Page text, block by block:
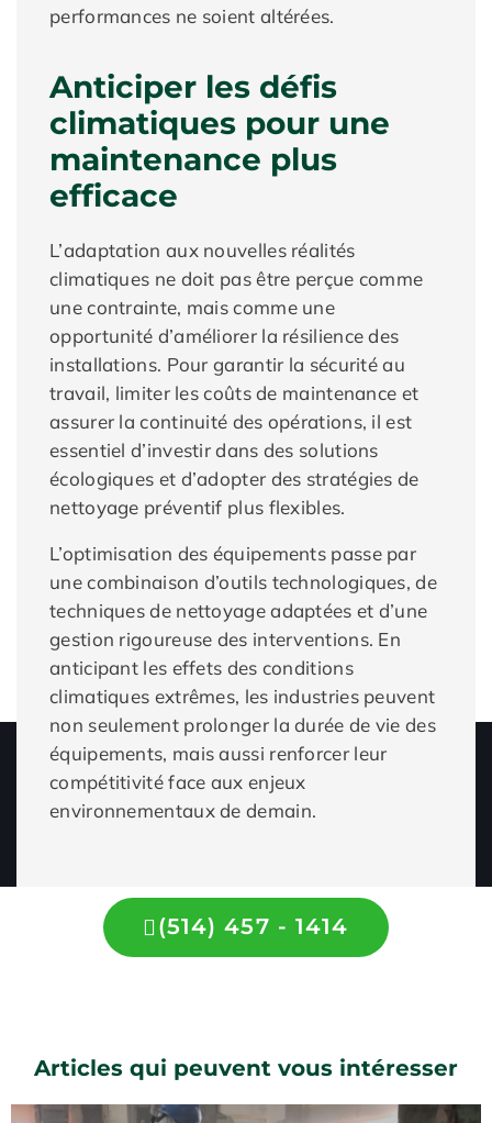
performances ne soient altérées.
Anticiper les défis
climatiques pour une
maintenance plus
efficace
L’adaptation aux nouvelles réalités
climatiques ne doit pas être perçue comme
une contrainte, mais comme une
opportunité d’améliorer la résilience des
installations. Pour garantir la sécurité au
travail, limiter les coûts de maintenance et
assurer la continuité des opérations, il est
essentiel d’investir dans des solutions
écologiques et d’adopter des stratégies de
nettoyage préventif plus flexibles.
L’optimisation des équipements passe par
une combinaison d’outils technologiques, de
techniques de nettoyage adaptées et d’une
gestion rigoureuse des interventions. En
anticipant les effets des conditions
climatiques extrêmes, les industries peuvent
non seulement prolonger la durée de vie des
équipements, mais aussi renforcer leur
compétitivité face aux enjeux
environnementaux de demain.
(514) 457 - 1414
Articles qui peuvent vous intéresser